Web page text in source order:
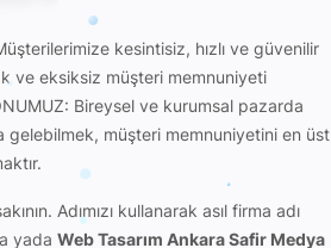
kesintisiz, hızlı ve güvenilir
ve eksiksiz müşteri memnuniyeti
Bireysel ve kurumsal pazarda
gelebilmek, müşteri memnuniyetini en üst
Adımızı kullanarak asıl firma adı
yada Web Tasarım Ankara Safir Medya